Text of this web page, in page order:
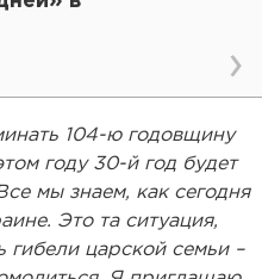
104-ю годовщину
году 30-й год будет
мы знаем, как сегодня
Это та ситуация,
гибели царской семьи –